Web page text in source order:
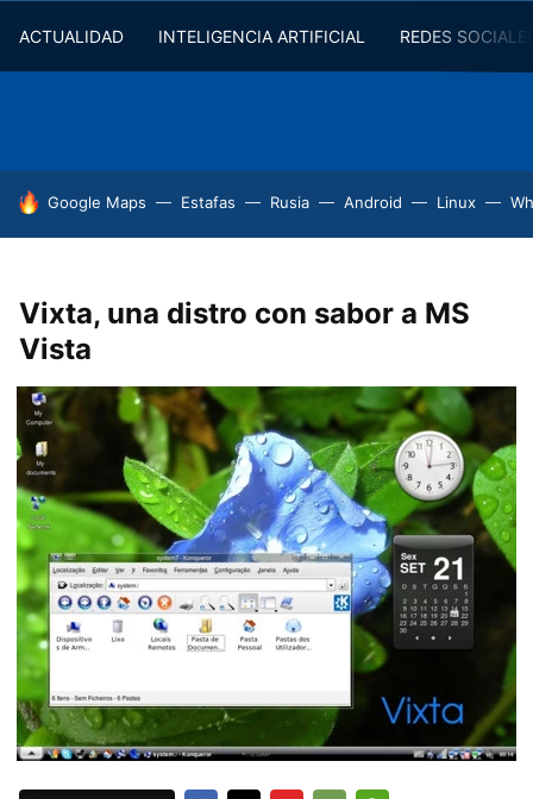
ACTUALIDAD INTELIGENCIA ARTIFICIAL REDES
HOY SE HABLA DE
Google Maps Estafas Rusia Android Linux
Vixta, una distro con sabor a MS
Vista